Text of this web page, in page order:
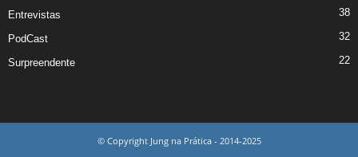
Entrevistas 38
PodCast 32
Surpreendente 22
© Copyright Jung na Prática - 2014-2025